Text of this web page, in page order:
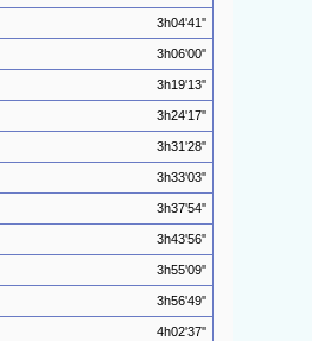
3h04'41''
3h06'00''
3h19'13''
3h24'17''
3h31'28''
3h33'03''
3h37'54''
3h43'56''
3h55'09''
3h56'49''
4h02'37''